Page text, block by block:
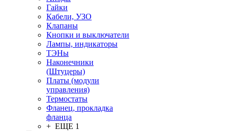
Гайки
Кабели, УЗО
Клапаны
Кнопки и выключатели
Лампы, индикаторы
ТЭНы
Наконечники
(Штуцеры)
Платы (модули
управления)
Термостаты
Фланец, прокладка
фланца
+ ЕЩЕ 1